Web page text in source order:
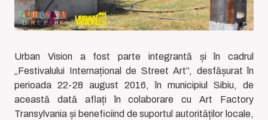
Urban Vision a fost parte integrantă și în cadrul
„Festivalului Internațional de Street Art”, desfășurat în
perioada 22-28 august 2016, în municipiul Sibiu, de
această dată aflați în colaborare cu Art Factory
Transylvania și beneficiind de suportul autorităților locale,